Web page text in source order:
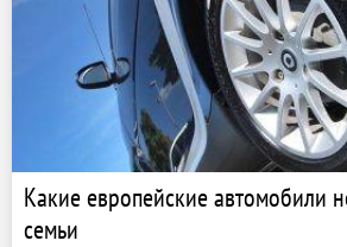
Какие европейские автомобили
семьи